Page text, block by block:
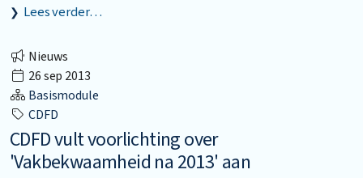
Lees verder…
Nieuws
26 sep 2013
Basismodule
CDFD
CDFD vult voorlichting over
'Vakbekwaamheid na 2013' aan